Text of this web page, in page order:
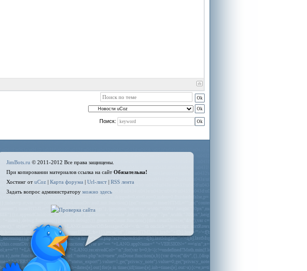
Поиск:
JimBots.ru © 2011-2012 Все права защищены.
При копировании материалов ссылка на сайт Обязательна!
Хостинг от uCoz| Карта форума | Url-лист| RSS лента
Задать вопрос администратору можно здесь